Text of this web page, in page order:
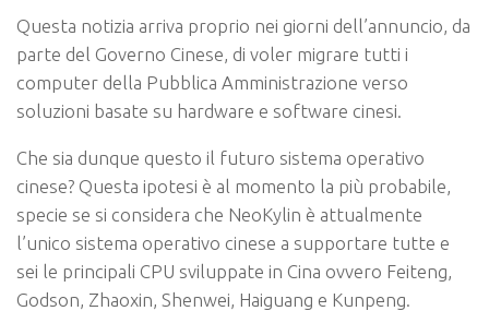
Questa notizia arriva proprio nei giorni dell’annuncio, da
parte del Governo Cinese, di voler migrare tutti i
computer della Pubblica Amministrazione verso
soluzioni basate su hardware e software cinesi.
Che sia dunque questo il futuro sistema operativo
cinese? Questa ipotesi è al momento la più probabile,
specie se si considera che NeoKylin è attualmente
l’unico sistema operativo cinese a supportare tutte e
sei le principali CPU sviluppate in Cina ovvero Feiteng,
Godson, Zhaoxin, Shenwei, Haiguang e Kunpeng.